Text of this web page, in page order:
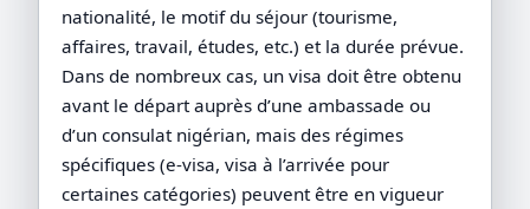
nationalité, le motif du séjour (tourisme,
affaires, travail, études, etc.) et la durée prévue.
Dans de nombreux cas, un visa doit être obtenu
avant le départ auprès d’une ambassade ou
d’un consulat nigérian, mais des régimes
spécifiques (e-visa, visa à l’arrivée pour
certaines catégories) peuvent être en vigueur